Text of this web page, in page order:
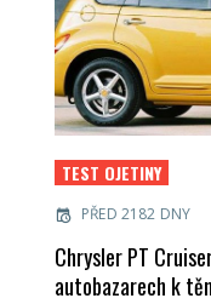
TEST OJETINY
PŘED 2182 DNY
Chrysler PT
autobazarech k